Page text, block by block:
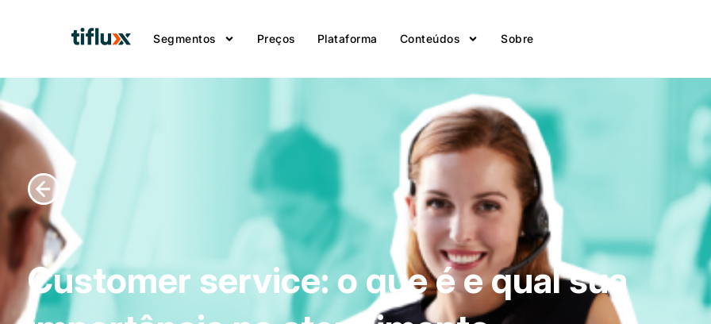
Segmentos Preços Plataforma Conteúdos Sobre
Customer service: o que é e qual sua